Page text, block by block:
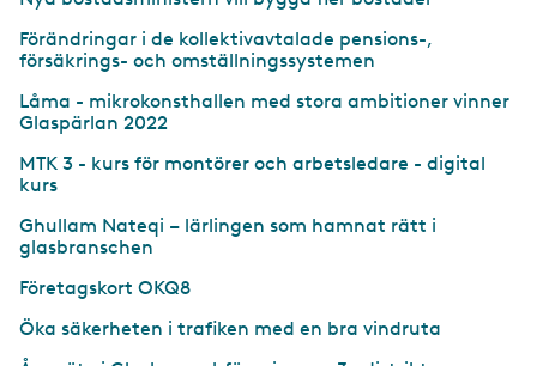
Förändringar i de kollektiv­avtalade pensions-,
försäkrings- och omställningssystemen
Låma - mikrokonsthallen med stora ambitioner vinner
Glaspärlan 2022
MTK 3 - kurs för montörer och arbetsledare - digital
kurs
Ghullam Nateqi – lärlingen som hamnat rätt i
glasbranschen
Företagskort OKQ8
Öka säkerheten i trafiken med en bra vindruta